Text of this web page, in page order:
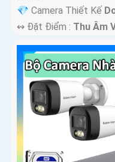
💎 Camera Thiết Kế
️↭ Đặt Điểm : Thu Âm